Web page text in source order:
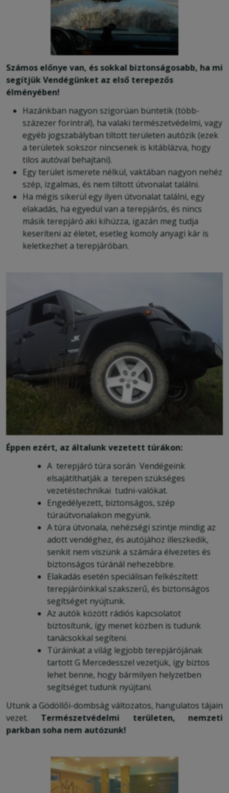
Számos előnye van, és sokkal biztonságosabb, ha mi
segítjük Vendégünket az első terepezős
élményében!
Hazánkban nagyon szigorúan büntetik (több-
százezer forintra!), ha valaki természetvédelmi, vagy
egyéb jogszabályban tiltott területen autózik (ezek
a területek sokszor nincsenek is kitáblázva, hogy
tilos autóval behajtani).
Egy terület ismerete nélkül, vaktában nagyon nehéz
szép, izgalmas, és nem tiltott útvonalat találni.
Ha mégis sikerül egy ilyen útvonalat találni, egy
elakadás, ha egyedül van a terepjárós, és nincs
másik terepjáró aki kihúzza, igazán meg tudja
keseríteni az életet, esetleg komoly anyagi kár is
keletkezhet a terepjáróban.
Éppen ezért, az általunk vezetett túrákon:
A terepjáró túra során Vendégeink
elsajátíthatják a terepen szükséges
vezetéstechnikai tudni-valókat.
Engedélyezett, biztonságos, szép
túraútvonalakon megyünk.
A túra útvonala, nehézségi szintje mindig az
adott vendéghez, és autójához illeszkedik,
senkit nem viszünk a számára élvezetes és
biztonságos túránál nehezebbre.
Elakadás esetén speciálisan felkészített
terepjáróinkkal szakszerű, és biztonságos
segítséget nyújtunk.
Az autók között rádiós kapcsolatot
biztosítunk, így menet közben is tudunk
tanácsokkal segíteni.
Túráinkat a világ legjobb terepjárójának
tartott G Mercedesszel vezetjük, így biztos
lehet benne, hogy bármilyen helyzetben
segítséget tudunk nyújtani.
Utunk a Gödöllői-dombság változatos, hangulatos tájain
vezet. Természetvédelmi területen, nemzeti
parkban soha nem autózunk!